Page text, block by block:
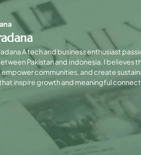
A tech and business enthusiast
Pakistan and Indonesia. I believes
communities, and create
inspire growth and meaningful